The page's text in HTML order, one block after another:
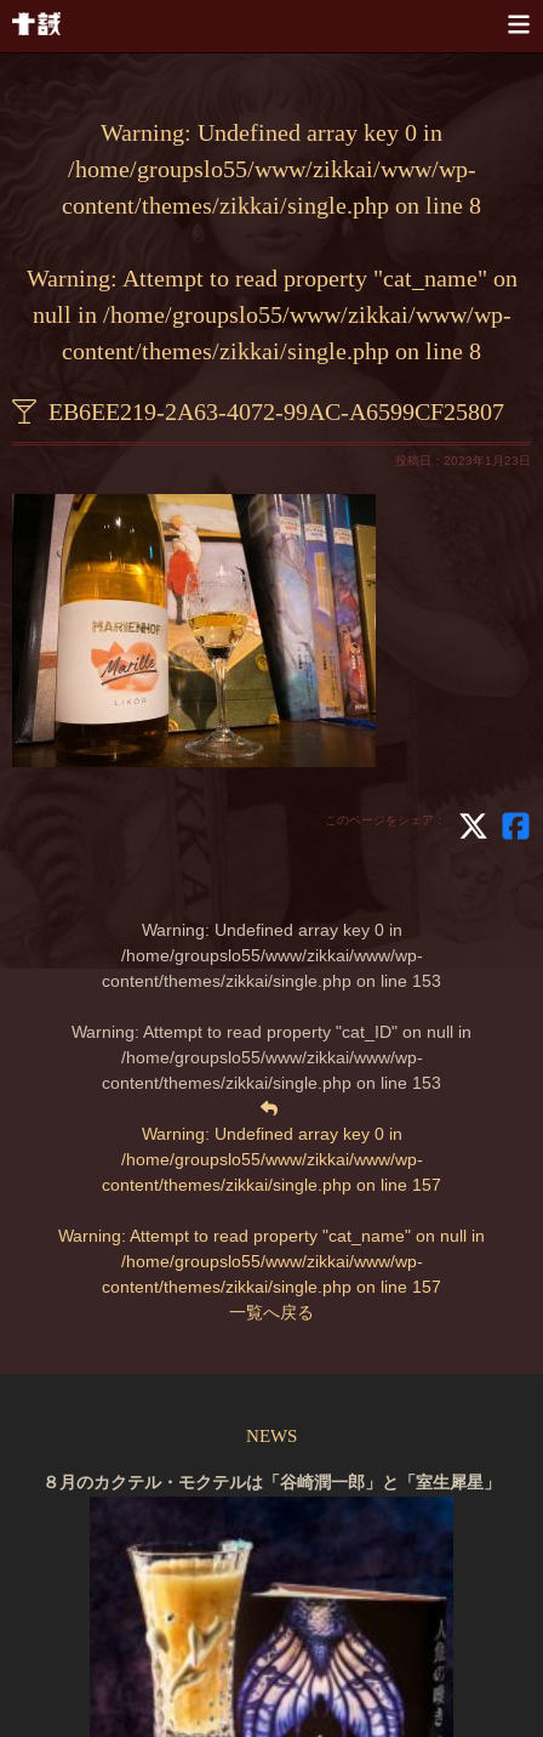
Warning: Undefined array key 0 in
/home/groupslo55/www/zikkai/www/wp-
content/themes/zikkai/single.php on line 8
Warning: Attempt to read property "cat_name" on
null in /home/groupslo55/www/zikkai/www/wp-
content/themes/zikkai/single.php on line 8
EB6EE219-2A63-4072-99AC-A6599CF25807
投稿日：2023年1月23日
このページをシェア：
Warning: Undefined array key 0 in
/home/groupslo55/www/zikkai/www/wp-
content/themes/zikkai/single.php on line 153
Warning: Attempt to read property "cat_ID" on null in
/home/groupslo55/www/zikkai/www/wp-
content/themes/zikkai/single.php on line 153
Warning: Undefined array key 0 in
/home/groupslo55/www/zikkai/www/wp-
content/themes/zikkai/single.php on line 157
Warning: Attempt to read property "cat_name" on null in
/home/groupslo55/www/zikkai/www/wp-
content/themes/zikkai/single.php on line 157
一覧へ戻る
NEWS
８月のカクテル・モクテルは「谷崎潤一郎」と「室生犀星」